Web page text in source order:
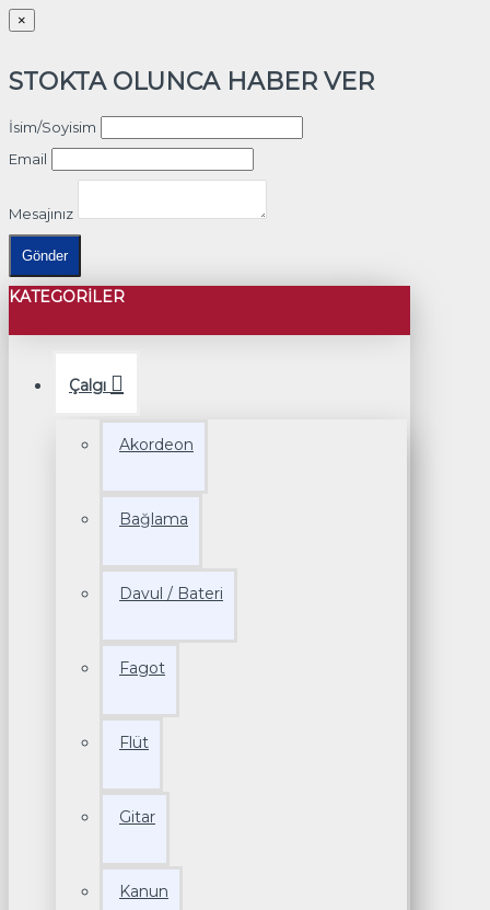
×
STOKTA OLUNCA HABER VER
İsim/Soyisim
Email
Mesajınız
Gönder
KATEGORILER
Çalgı
Akordeon
Bağlama
Davul / Bateri
Fagot
Flüt
Gitar
Kanun